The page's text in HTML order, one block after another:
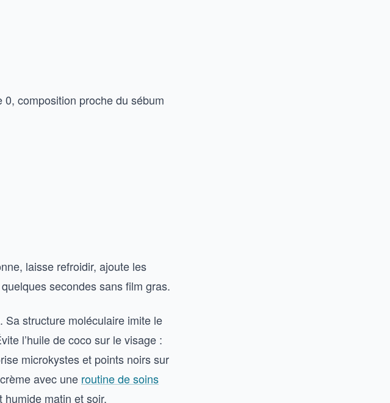
0, composition proche du sébum
laisse refroidir, ajoute les
secondes sans film gras.
Sa structure moléculaire imite le
l’huile de coco sur le visage :
microkystes et points noirs sur
avec une routine de soins
matin et soir.